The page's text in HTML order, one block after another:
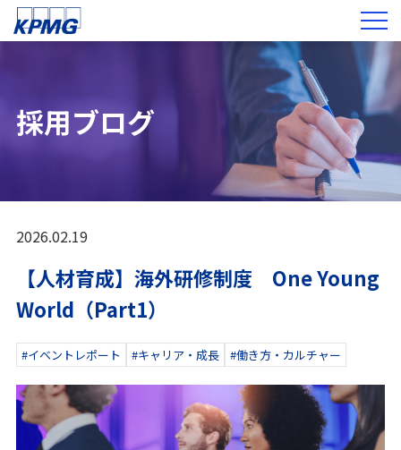
採用ブログ
2026.02.19
【人材育成】海外研修制度 One Young
World（Part1）
#イベントレポート #キャリア・成長 #働き方・カルチャー